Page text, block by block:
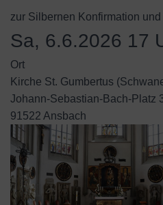
zur Silbernen Konfirmation
Sa, 6.6.2026 17
Ort
Kirche St. Gumbertus
Johann-Sebastian-Bach-Platz
91522 Ansbach